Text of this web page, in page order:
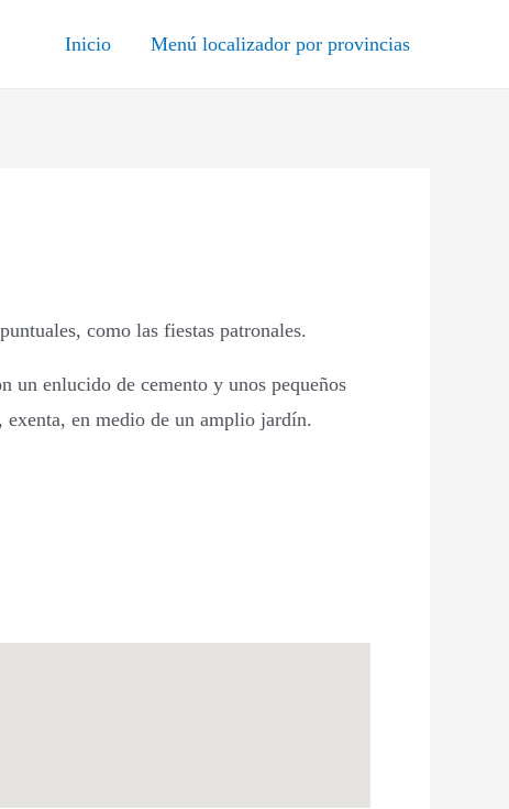
Inicio Menú localizador por provincias
como las fiestas patronales.
un enlucido de cemento y unos pequeños
en medio de un amplio jardín.